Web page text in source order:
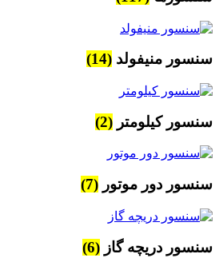
سنسور منیفولد (14)
سنسور کیلومتر (2)
سنسور دور موتور (7)
سنسور دریچه گاز (6)